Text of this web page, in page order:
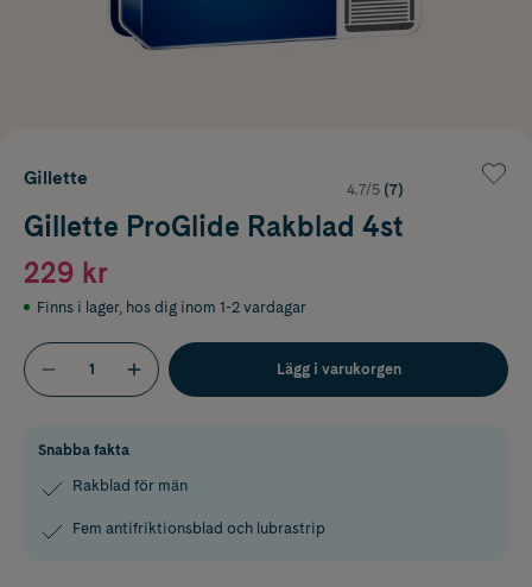
Gillette
4.7/5 (7)
Gillette ProGlide Rakblad 4st
229 kr
Finns i lager, hos dig inom 1-2 vardagar
Lägg i varukorgen
Snabba fakta
Rakblad för män
Fem antifriktionsblad och lubrastrip